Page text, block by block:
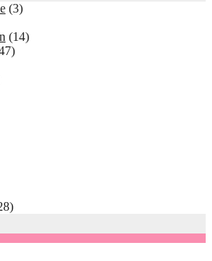
(3)
(14)